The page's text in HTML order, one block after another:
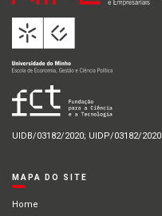
UIDB/03182/2020; UIDP/03182/2020
MAPA DO SITE
Home